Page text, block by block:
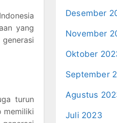
yang
turun
memiliki
Desember
November
Oktober
September
Agustus
Juli 2023